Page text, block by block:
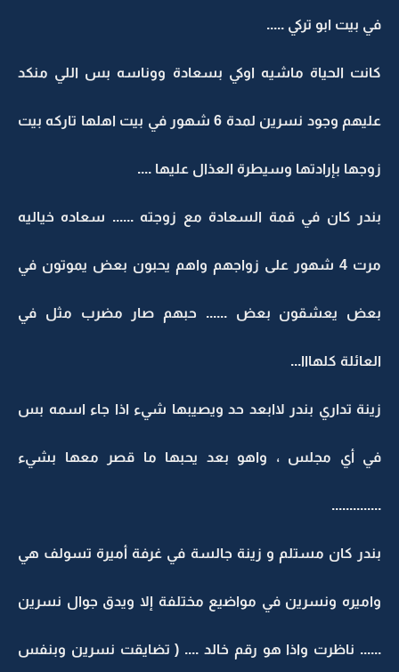
في بيت ابو تركي .....
كانت الحياة ماشيه اوكي بسعادة ووناسه بس اللي منكد
عليهم وجود نسرين لمدة 6 شهور في بيت اهلها تاركه بيت
زوجها بإرادتها وسيطرة العذال عليها ....
بندر كان في قمة السعادة مع زوجته ...... سعاده خياليه
مرت 4 شهور على زواجهم واهم يحبون بعض يموتون في
بعض يعشقون بعض ...... حبهم صار مضرب مثل في
العائلة كلهااا...
زينة تداري بندر لاابعد حد ويصيبها شيء اذا جاء اسمه بس
في أي مجلس ، واهو بعد يحبها ما قصر معها بشيء
..............
بندر كان مستلم و زينة جالسة في غرفة أميرة تسولف هي
واميره ونسرين في مواضيع مختلفة إلا ويدق جوال نسرين
...... ناظرت واذا هو رقم خالد .... ( تضايقت نسرين وبنفس